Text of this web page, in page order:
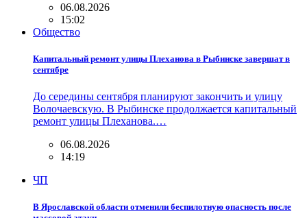
06.08.2026
15:02
Общество
Капитальный ремонт улицы Плеханова в Рыбинске завершат в
сентябре
До середины сентября планируют закончить и улицу
Волочаевскую. В Рыбинске продолжается капитальный
ремонт улицы Плеханова.…
06.08.2026
14:19
ЧП
В Ярославской области отменили беспилотную опасность после